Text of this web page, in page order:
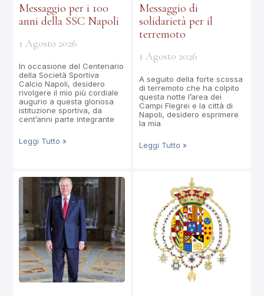
Messaggio per i 100
anni della SSC Napoli
1 Agosto 2026
In occasione del Centenario
della Società Sportiva
Calcio Napoli, desidero
rivolgere il mio più cordiale
augurio a questa gloriosa
istituzione sportiva, da
cent’anni parte integrante
Leggi Tutto »
Messaggio di
solidarietà per il
terremoto
1 Agosto 2026
A seguito della forte scossa
di terremoto che ha colpito
questa notte l’area dei
Campi Flegrei e la città di
Napoli, desidero esprimere
la mia
Leggi Tutto »